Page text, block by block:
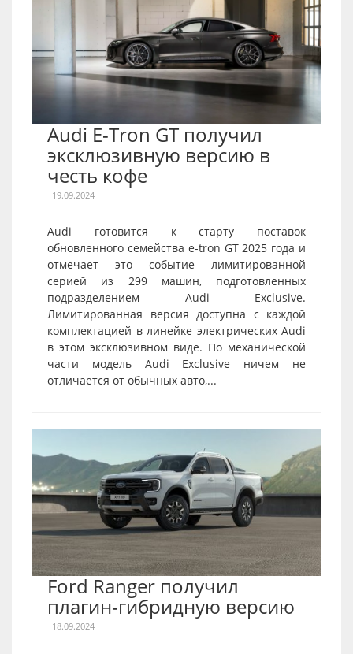
Audi E-Tron GT получил
эксклюзивную версию в
честь кофе
19.09.2024
Audi готовится к старту поставок
обновленного семейства e-tron GT 2025 года и
отмечает это событие лимитированной
серией из 299 машин, подготовленных
подразделением Audi Exclusive.
Лимитированная версия доступна с каждой
комплектацией в линейке электрических Audi
в этом эксклюзивном виде. По механической
части модель Audi Exclusive ничем не
отличается от обычных авто,...
Ford Ranger получил
плагин-гибридную версию
18.09.2024